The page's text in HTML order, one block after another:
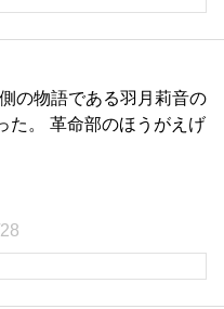
の物語である羽月莉音の
た。 革命部のほうがえげ